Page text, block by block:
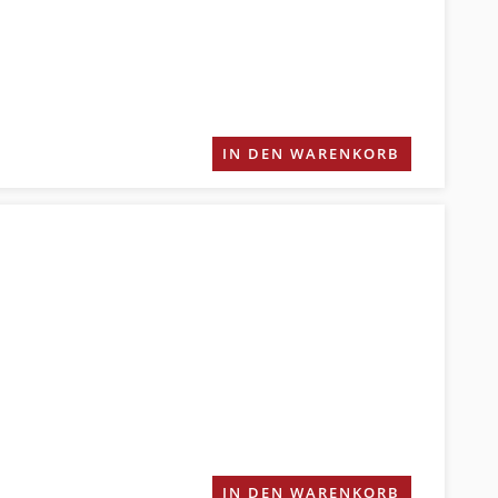
IN DEN WARENKORB
IN DEN WARENKORB